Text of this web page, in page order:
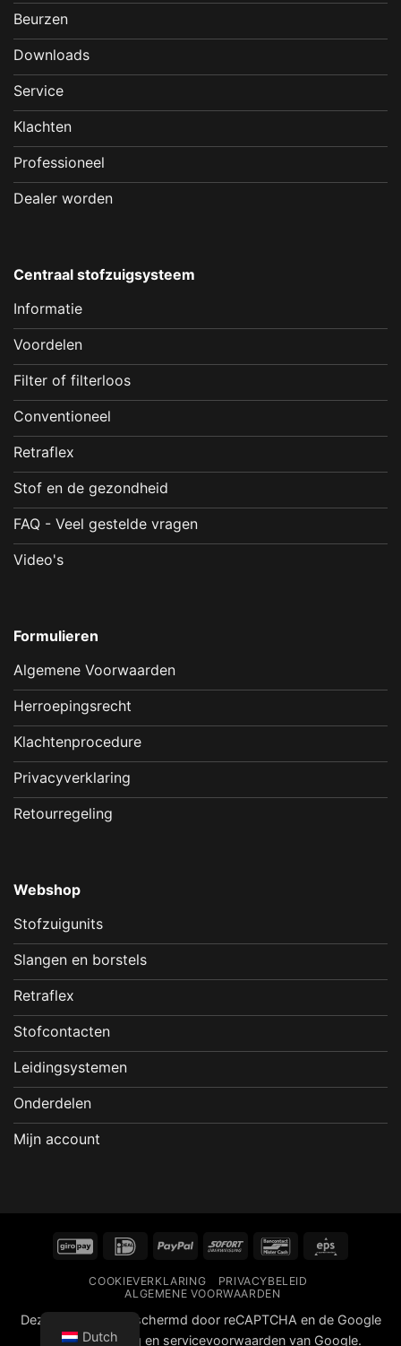
Beurzen
Downloads
Service
Klachten
Professioneel
Dealer worden
Centraal stofzuigsysteem
Informatie
Voordelen
Filter of filterloos
Conventioneel
Retraflex
Stof en de gezondheid
FAQ - Veel gestelde vragen
Video's
Formulieren
Algemene Voorwaarden
Herroepingsrecht
Klachtenprocedure
Privacyverklaring
Retourregeling
Webshop
Stofzuigunits
Slangen en borstels
Retraflex
Stofcontacten
Leidingsystemen
Onderdelen
Mijn account
GiroPay IDeal PayPal Sofort Bancontact
COOKIEVERKLARING
PRIVACYBELEID
ALGEMENE VOORWAARDEN
Deze website is beschermd door reCAPTCHA en de Google
privacyverklaring en servicevoorwaarden van Google.
Dutch